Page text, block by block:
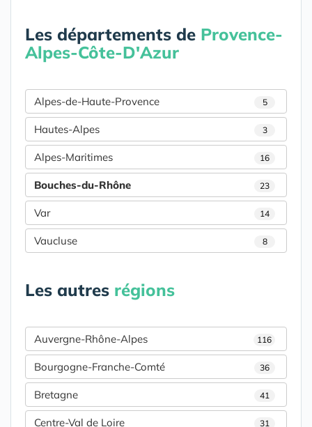
Les départements de Provence-
Alpes-Côte-D'Azur
Alpes-de-Haute-Provence 5
Hautes-Alpes 3
Alpes-Maritimes 16
Bouches-du-Rhône 23
Var 14
Vaucluse 8
Les autres régions
Auvergne-Rhône-Alpes 116
Bourgogne-Franche-Comté 36
Bretagne 41
Centre-Val de Loire 31